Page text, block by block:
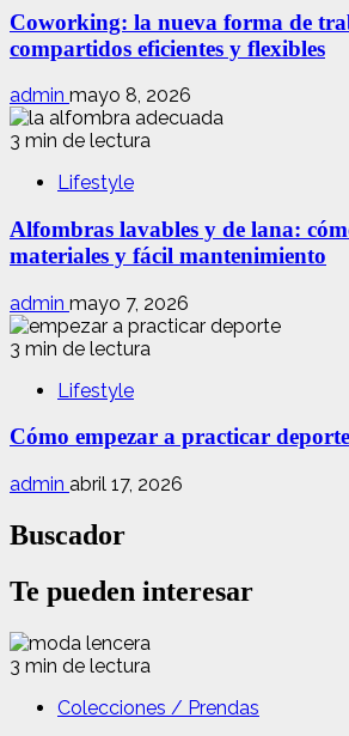
Coworking: la nueva forma de
compartidos eficientes y flexibles
admin mayo 8, 2026
3 min de lectura
Lifestyle
Alfombras lavables y de lana:
materiales y fácil mantenimiento
admin mayo 7, 2026
3 min de lectura
Lifestyle
Cómo empezar a practicar
admin abril 17, 2026
Buscador
Te pueden interesar
3 min de lectura
Colecciones / Prendas